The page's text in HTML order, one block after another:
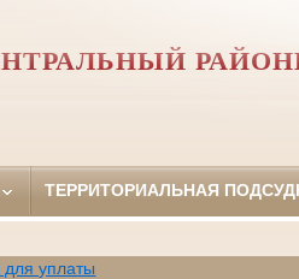
ТЕРРИТОРИАЛЬНАЯ
для уплаты